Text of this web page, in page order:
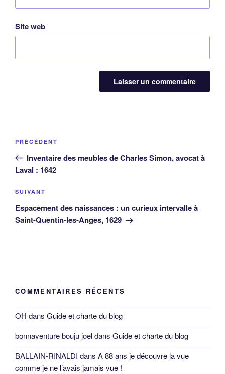
Site web
Navigation
l’article
Article
précédent
PRÉCÉDENT
Inventaire des meubles de Charles Simon, avocat à
Laval : 1642
Article
suivant
SUIVANT
Espacement des naissances : un curieux intervalle à
Saint-Quentin-les-Anges, 1629
COMMENTAIRES RÉCENTS
OH dans Guide et charte du blog
bonnaventure bouju joeldans Guide et charte du blog
BALLAIN-RINALDI dans A 88 ans je découvre la vue
comme je ne l’avais jamais vue !